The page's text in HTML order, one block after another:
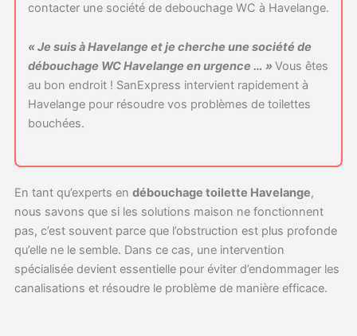
contacter une société de debouchage WC à Havelange.
« Je suis à Havelange et je cherche une société de
débouchage WC Havelange en urgence … » Vous êtes
au bon endroit ! SanExpress intervient rapidement à
Havelange pour résoudre vos problèmes de toilettes
bouchées.
En tant qu’experts en débouchage toilette Havelange,
nous savons que si les solutions maison ne fonctionnent
pas, c’est souvent parce que l’obstruction est plus profonde
qu’elle ne le semble. Dans ce cas, une intervention
spécialisée devient essentielle pour éviter d’endommager les
canalisations et résoudre le problème de manière efficace.